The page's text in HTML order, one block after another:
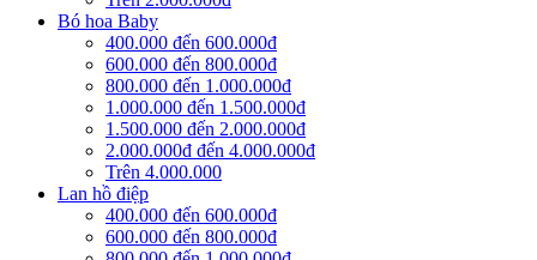
Bó hoa Baby
400.000 đến 600.000đ
600.000 đến 800.000đ
800.000 đến 1.000.000đ
1.000.000 đến 1.500.000đ
1.500.000 đến 2.000.000đ
2.000.000đ đến 4.000.000đ
Trên 4.000.000
Lan hồ điệp
400.000 đến 600.000đ
600.000 đến 800.000đ